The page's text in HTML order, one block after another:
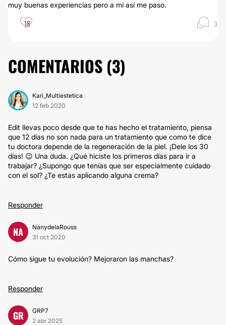
muy buenas experiencias pero a mi así me paso.
18 3
COMENTARIOS (3)
Kari_Multiestetica
12 feb 2020
Edit llevas poco desde que te has hecho el tratamiento, piensa
que 12 días no son nada para un tratamiento que como te dice
tu doctora depende de la regeneración de la piel. ¡Dele los 30
días! 😉 Una duda. ¿Qué hiciste los primeros días para ir a
trabajar? ¿Supongo que tenías que ser especialmente cuidado
con el sol? ¿Te estas aplicando alguna crema?
Responder
NA
NanydelaRouss
31 oct 2020
Cómo sigue tu evolución? Mejoraron las manchas?
Responder
GR
GRP7
2 abr 2025